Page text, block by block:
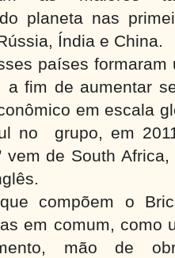
planeta nas
Índia e China.
países
a fim de aumentar
em escala
no grupo, em
vem de South
compõem o
em comum, como
mão de